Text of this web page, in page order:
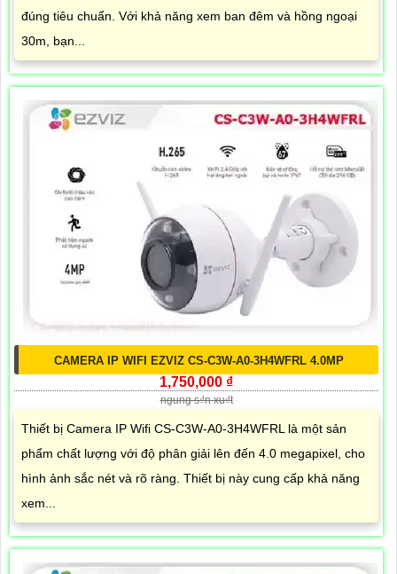
đúng tiêu chuẩn. Với khả năng xem ban đêm và hồng ngoại
30m, bạn...
CAMERA IP WIFI EZVIZ CS-C3W-A0-3H4WFRL 4.0MP
1,750,000 ₫
ngung s₫n xu₫t
Thiết bị Camera IP Wifi CS-C3W-A0-3H4WFRL là một sản
phẩm chất lượng với độ phân giải lên đến 4.0 megapixel, cho
hình ảnh sắc nét và rõ ràng. Thiết bị này cung cấp khả năng
xem...